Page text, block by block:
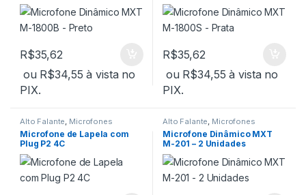
R$35,62
ou R$34,55 à vista no
PIX.
R$35,62
ou R$34,55 à vista no
PIX.
Alto Falante, Microfones
Microfone de Lapela com
Plug P2 4C
Alto Falante, Microfones
Microfone Dinâmico MXT
M-201 – 2 Unidades